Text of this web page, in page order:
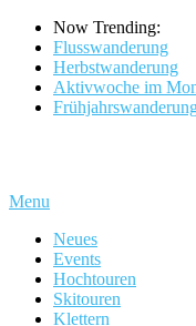
Now Trending:
Flusswanderung
Herbstwanderung
Aktivwoche im
Menu
Neues
Events
Hochtouren
Skitouren
Klettern